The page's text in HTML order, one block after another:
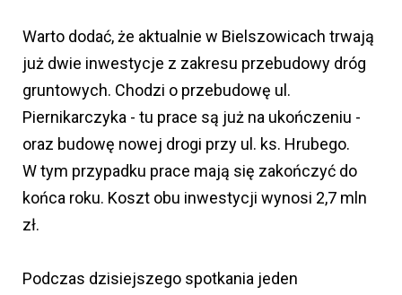
Warto dodać, że aktualnie w Bielszowicach trwają
już dwie inwestycje z zakresu przebudowy dróg
gruntowych. Chodzi o przebudowę ul.
Piernikarczyka - tu prace są już na ukończeniu -
oraz budowę nowej drogi przy ul. ks. Hrubego.
W tym przypadku prace mają się zakończyć do
końca roku. Koszt obu inwestycji wynosi 2,7 mln
zł.
Podczas dzisiejszego spotkania jeden